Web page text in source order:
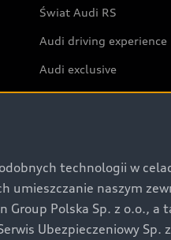
Świat Audi RS
Audi driving experience
Audi exclusive
Aktualności i historie
Audi Revolut F1® Team
Audi Nuvolari
technologii w
umieszczanie naszym
Group Polska Sp. z o.o., a
Ubezpieczeniowy